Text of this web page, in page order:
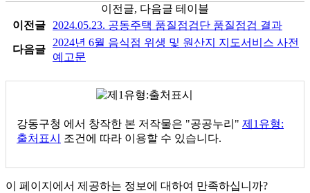
이전글, 다음글 테이블
이전글
2024.05.23. 공동주택 품질점검단 품질점검 결과
다음글
2024년 6월 음식점 위생 및 원산지 지도서비스 사전
예고문
강동구청 에서 창작한 본 저작물은 "공공누리" 제1유형:
출처표시
조건에 따라 이용할 수 있습니다.
이 페이지에서 제공하는 정보에 대하여 만족하십니까?